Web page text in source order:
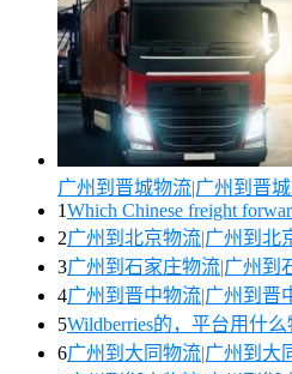
广州到晋城物流|广州到晋
1Which Chinese freight
2广州到北京物流|广州到北
3广州到石家庄物流|广州到
4广州到晋中物流|广州到晋
5Wildberries的，平台用什么
6广州到大同物流|广州到大